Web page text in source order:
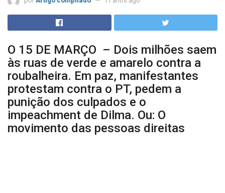
O 15 DE MARÇO – Dois milhões saem
às ruas de verde e amarelo contra a
roubalheira. Em paz, manifestantes
protestam contra o PT, pedem a
punição dos culpados e o
impeachment de Dilma. Ou: O
movimento das pessoas direitas